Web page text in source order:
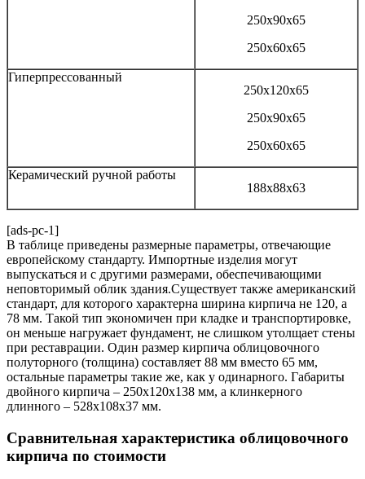
250х90х65
250х60х65
Гиперпрессованный
250х120х65
250х90х65
250х60х65
Керамический ручной работы
188х88х63
[ads-pc-1]
В таблице приведены размерные параметры, отвечающие
европейскому стандарту. Импортные изделия могут
выпускаться и с другими размерами, обеспечивающими
неповторимый облик здания.Существует также американский
стандарт, для которого характерна ширина кирпича не 120, а
78 мм. Такой тип экономичен при кладке и транспортировке,
он меньше нагружает фундамент, не слишком утолщает стены
при реставрации. Один размер кирпича облицовочного
полуторного (толщина) составляет 88 мм вместо 65 мм,
остальные параметры такие же, как у одинарного. Габариты
двойного кирпича – 250х120х138 мм, а клинкерного
длинного – 528х108х37 мм.
Сравнительная характеристика облицовочного
кирпича по стоимости